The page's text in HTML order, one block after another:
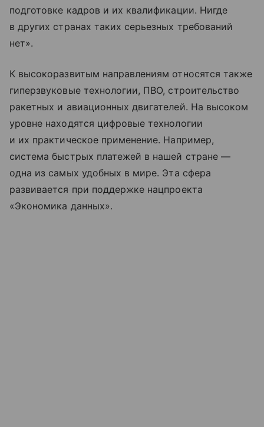
подготовке кадров и их квалификации. Нигде
в других странах таких серьезных требований
нет».
К высокоразвитым направлениям относятся также
гиперзвуковые технологии, ПВО, строительство
ракетных и авиационных двигателей. На высоком
уровне находятся цифровые технологии
и их практическое применение. Например,
система быстрых платежей в нашей стране —
одна из самых удобных в мире. Эта сфера
развивается при поддержке нацпроекта
«Экономика данных».